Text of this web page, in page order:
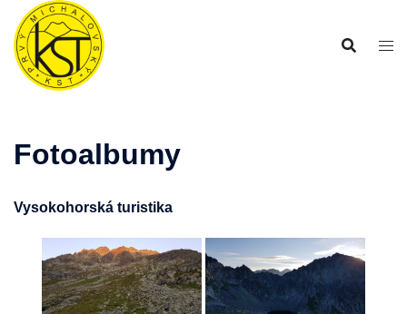
Preskočiť
obsah
Fotoalbumy
Vysokohorská turistika